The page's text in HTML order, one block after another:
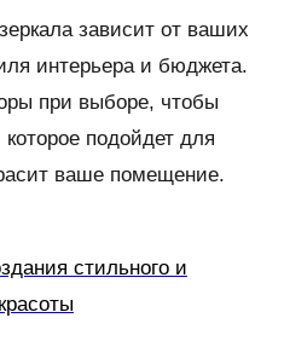
зависит от ваших
интерьера и бюджета.
при выборе, чтобы
подойдет для
ваше помещение.
стильного и